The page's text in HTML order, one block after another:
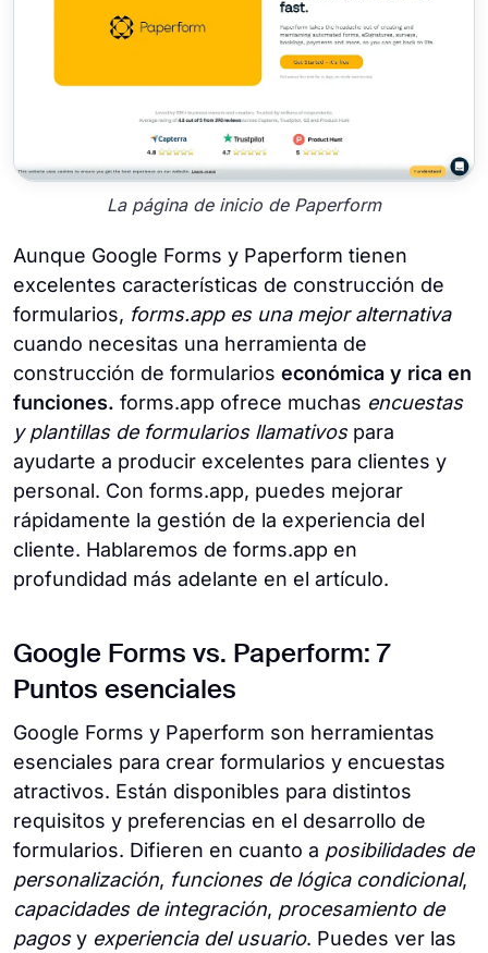
La página de inicio de Paperform
Aunque Google Forms y Paperform tienen
excelentes características de construcción de
formularios, forms.app es una mejor alternativa
cuando necesitas una herramienta de
construcción de formularios económica y rica en
funciones. forms.app ofrece muchas encuestas
y plantillas de formularios llamativospara
ayudarte a producir excelentes para clientes y
personal. Con forms.app, puedes mejorar
rápidamente la gestión de la experiencia del
cliente. Hablaremos de forms.app en
profundidad más adelante en el artículo.
Google Forms vs. Paperform: 7
Puntos esenciales
Google Forms y Paperform son herramientas
esenciales para crear formularios y encuestas
atractivos. Están disponibles para distintos
requisitos y preferencias en el desarrollo de
formularios. Difieren en cuanto a posibilidades de
personalización, funciones de lógica condicional,
capacidades de integración, procesamiento de
pagosy experiencia del usuario. Puedes ver las